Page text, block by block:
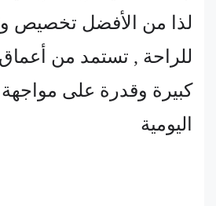
لذا من الأفضل تخصيص
للراحة , تستمد من
كبيرة وقدرة على مواجهة
اليومية